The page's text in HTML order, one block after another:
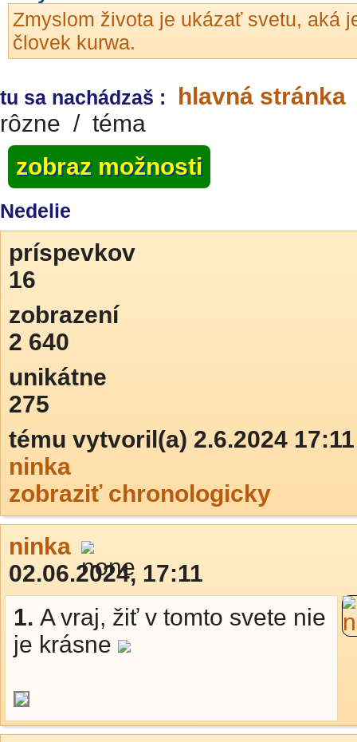
Zmyslom života je ukázať svetu, aká
človek kurwa.
tu sa nachádzaš : hlavná stránka
rôzne / téma
zobraz možnosti
Nedelie
príspevkov
16
zobrazení
2 640
unikátne
275
tému vytvoril(a) 2.6.2024 17:11
ninka
zobraziť chronologicky
ninka
02.06.2024, 17:11
1. A vraj, žiť v tomto svete nie
je krásne